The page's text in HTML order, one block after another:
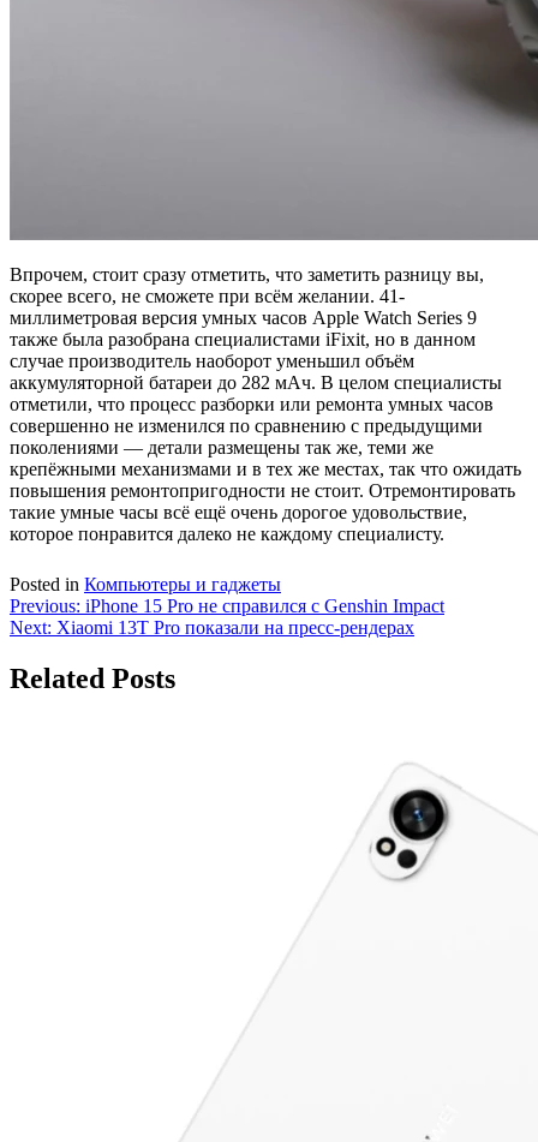
Впрочем, стоит сразу отметить, что заметить разницу вы,
скорее всего, не сможете при всём желании. 41-
миллиметровая версия умных часов Apple Watch Series 9
также была разобрана специалистами iFixit, но в данном
случае производитель наоборот уменьшил объём
аккумуляторной батареи до 282 мАч. В целом специалисты
отметили, что процесс разборки или ремонта умных часов
совершенно не изменился по сравнению с предыдущими
поколениями — детали размещены так же, теми же
крепёжными механизмами и в тех же местах, так что ожидать
повышения ремонтопригодности не стоит. Отремонтировать
такие умные часы всё ещё очень дорогое удовольствие,
которое понравится далеко не каждому специалисту.
Posted in Компьютеры и гаджеты
Навигация
по
записям
Previous: iPhone 15 Pro не справился с Genshin Impact
Next: Xiaomi 13T Pro показали на пресс-рендерах
Related Posts